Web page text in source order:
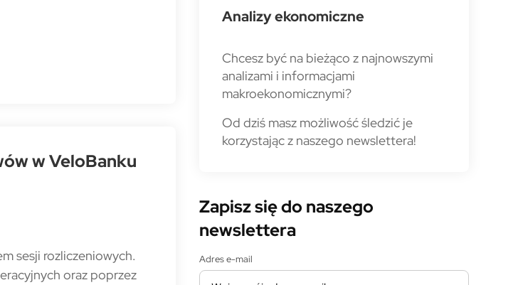
w VeloBanku
sesji rozliczeniowych.
oraz poprzez
Analizy ekonomiczne
Chcesz być na bieżąco z najnowszymi
analizami i informacjami
makroekonomicznymi?
Od dziś masz możliwość śledzić je
korzystając z naszego newslettera!
Zapisz się do naszego
newslettera
Adres e-mail